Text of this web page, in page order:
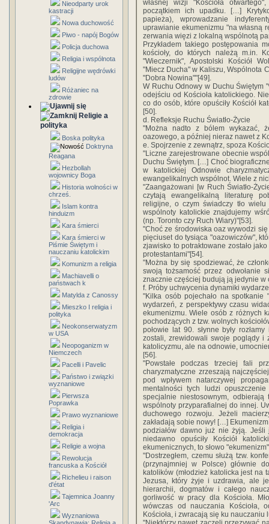
Nieodparty urok
kastracji
Nowa duchowość
Piwo - napój Bogów
Policja duchowa
Religia i wspólnota
Religijne wędrówki
ludów
Różaniec na
zdrowie
Religie a
polityka
Boska polityka
Doktryna
Reagana
Hezbollah
wojownicy Boga
Historia wolności w
chrześ.
Islam kontra
hinduizm
Kara śmierci
Kara śmierci w
Piśmie Świętym i
nauczaniu katolickim
Komunizm a religia
Machiavelli o
państwach k
Matylda z Canossy
Mieszko I religia i
polityka
Neokonserwatyzm
w USA
Neopoganizm w
Niemczech
Pacelli i Pavelic
Państwo i związki
wyznaniowe
Pierwsza
Poprawka
Prawo wyznaniowe
Religia i
demokracja
Religie a wojna
Rewolucja
francuska a Kościół
Richelieu i raison
d'état
Tajemnica Joanny
'Arc
Wyznaniowa
własnej wizji "Kościoła
początkiem ich upadku. […]
papieża), wprowadzanie
uprawianie ekumenizmu "na własną
zerwania więzi z lokalną wspólnotą
Przykładem takiego postępowania
kościoły, do których należą m.in.
"Wieczernik", Apostolski Kościół
"Miecz Ducha" w Kaliszu, Wspólnota
"Dobra Nowina""[49].
W Ruchu Odnowy w Duchu Świętym
odejściu od Kościoła katolickiego.
co do osób, które opuściły Kościół
[50].
d. Refleksje Ruchu Światło-Życie
"Można nadto z bólem wykazać,
oazowego, a później nieraz nawet z
e. Spojrzenie z zewnątrz, spoza
"Liczne zarejestrowane obecnie
Duchu Świętym. […] Choć
w katolickiej Odnowie
ewangelikalnych wspólnot. Wiele z
"Zaangażowani [w Ruch Światło-
czytają ewangelikalną literaturę
religijne, o czym świadczy tło
wspólnoty katolickie znajdujemy
(np. Toronto czy Ruch Wiary)"[53].
"Choć ze środowiska oaz wywodzi
pięciuset do tysiąca "oazowiczów",
zjawisko to potraktowane zostało
protestantami"[54].
"Można by się spodziewać, że
swoją tożsamość przez odwołanie
znacznie częściej budują ją jedynie w
f. Próby uchwycenia dynamiki
"Kilka osób pojechało na
wydarzeń, z perspektywy czasu
ekumenizmu. Wiele osób z różnych
pochodzących z tzw. wolnych
połowie lat 90. słynne były
zostali, zrewidowali swoje poglądy i
katolicyzmu, ale na odnowie,
[56].
"Powstałe podczas trzeciej fali
charyzmatyczne zrzeszają
pod wpływem natarczywej
mentalności tych ludzi
specjalnie niestosownym,
wspólnoty przyparafialnej do innej.
duchowego rozwoju. Jeżeli
zakładają sobie nowy! […]
podziałów dawno już nie żyją.
niedawno opuściły Kościół
ekumenicznych, to słowo
"Dostrzegłem, czemu służą tzw.
(przynajmniej w Polsce) głównie
katolików (młodzież katolicka jest na
Jezusa, który żyje i uzdrawia, ale
hierarchii, dogmatów i całego
gorliwość w pracy dla Kościoła.
wówczas od nauczania Kościoła,
Kościoła, i zwracają się ku